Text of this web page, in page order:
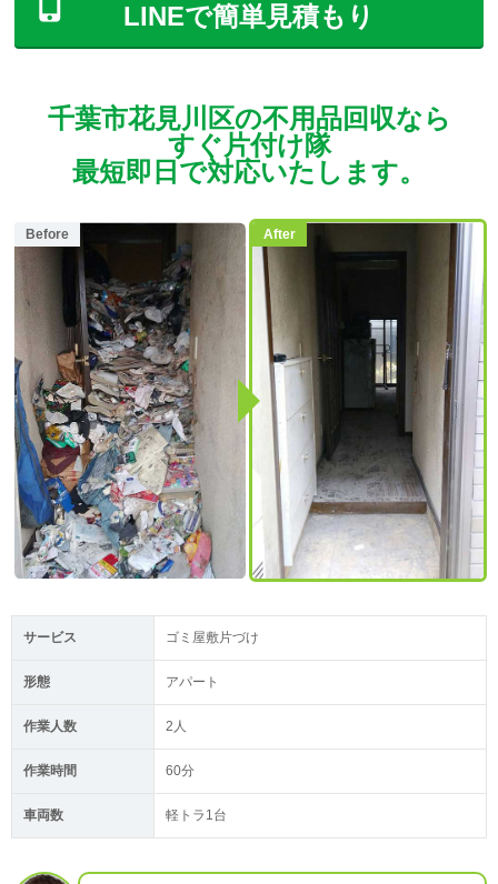
LINEで簡単見積もり
千葉市花見川区の不用品回収なら
すぐ片付け隊
最短即日で対応いたします。
Before After
サービス ゴミ屋敷片づけ
形態 アパート
作業人数 2人
作業時間 60分
車両数 軽トラ1台